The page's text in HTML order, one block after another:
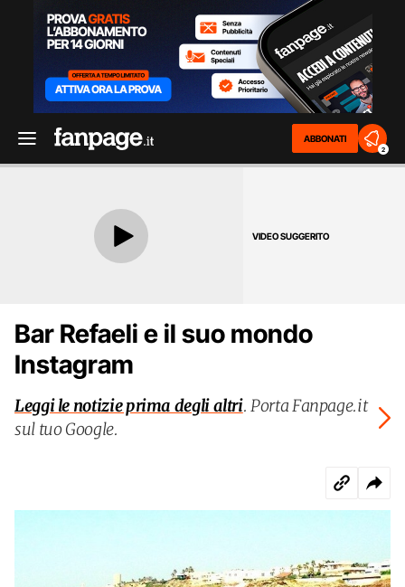
ABBONATI
2
VIDEO SUGGERITO
Bar Refaeli e il suo mondo
Instagram
Leggi le notizie prima degli altri. Porta Fanpage.it
sul tuo Google.